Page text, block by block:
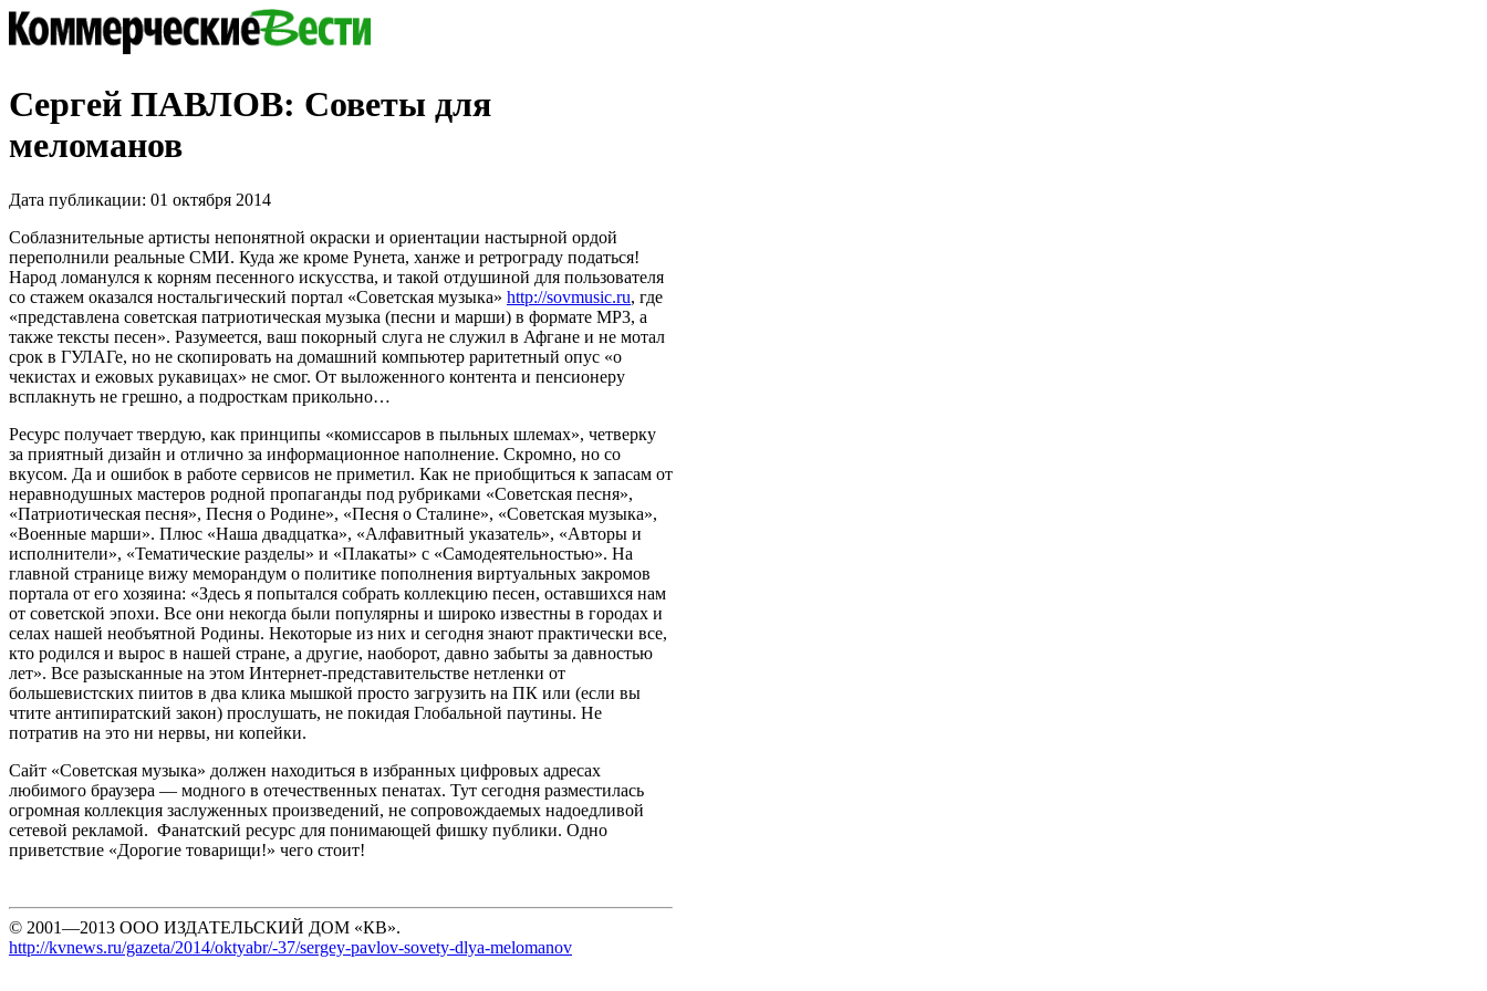
Сергей ПАВЛОВ: Советы для
меломанов
Дата публикации: 01 октября 2014
Соблазнительные артисты непонятной окраски и ориентации настырной ордой
переполнили реальные СМИ. Куда же кроме Рунета, ханже и ретрограду податься!
Народ ломанулся к корням песенного искусства, и такой отдушиной для пользователя
со стажем оказался ностальгический портал «Советская музыка» http://sovmusic.ru, где
«представлена советская патриотическая музыка (песни и марши) в формате MP3, а
также тексты песен». Разумеется, ваш покорный слуга не служил в Афгане и не мотал
срок в ГУЛАГе, но не скопировать на домашний компьютер раритетный опус «о
чекистах и ежовых рукавицах» не смог. От выложенного контента и пенсионеру
всплакнуть не грешно, а подросткам прикольно…
Ресурс получает твердую, как принципы «комиссаров в пыльных шлемах», четверку
за приятный дизайн и отлично за информационное наполнение. Скромно, но со
вкусом. Да и ошибок в работе сервисов не приметил. Как не приобщиться к запасам от
неравнодушных мастеров родной пропаганды под рубриками «Советская песня»,
«Патриотическая песня», Песня о Родине», «Песня о Сталине», «Советская музыка»,
«Военные марши». Плюс «Наша двадцатка», «Алфавитный указатель», «Авторы и
исполнители», «Тематические разделы» и «Плакаты» с «Самодеятельностью». На
главной странице вижу меморандум о политике пополнения виртуальных закромов
портала от его хозяина: «Здесь я попытался собрать коллекцию песен, оставшихся нам
от советской эпохи. Все они некогда были популярны и широко известны в городах и
селах нашей необъятной Родины. Некоторые из них и сегодня знают практически все,
кто родился и вырос в нашей стране, а другие, наоборот, давно забыты за давностью
лет». Все разысканные на этом Интернет-представительстве нетленки от
большевистских пиитов в два клика мышкой просто загрузить на ПК или (если вы
чтите антипиратский закон) прослушать, не покидая Глобальной паутины. Не
потратив на это ни нервы, ни копейки.
Сайт «Советская музыка» должен находиться в избранных цифровых адресах
любимого браузера — модного в отечественных пенатах. Тут сегодня разместилась
огромная коллекция заслуженных произведений, не сопровождаемых надоедливой
сетевой рекламой. Фанатский ресурс для понимающей фишку публики. Одно
приветствие «Дорогие товарищи!» чего стоит!
© 2001—2013 ООО ИЗДАТЕЛЬСКИЙ ДОМ «КВ».
http://kvnews.ru/gazeta/2014/oktyabr/-37/sergey-pavlov-sovety-dlya-melomanov